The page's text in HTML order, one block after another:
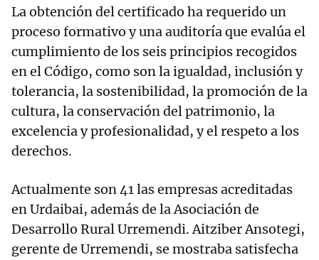
La obtención del certificado ha requerido un
proceso formativo y una auditoría que evalúa el
cumplimiento de los seis principios recogidos
en el Código, como son la igualdad, inclusión y
tolerancia, la sostenibilidad, la promoción de la
cultura, la conservación del patrimonio, la
excelencia y profesionalidad, y el respeto a los
derechos.
Actualmente son 41 las empresas acreditadas
en Urdaibai, además de la Asociación de
Desarrollo Rural Urremendi. Aitziber Ansotegi,
gerente de Urremendi, se mostraba satisfecha